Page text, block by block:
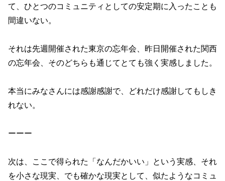
て、ひとつのコミュニティとしての安定期に入ったことも
間違いない。
それは先週開催された東京の忘年会、昨日開催された関西
の忘年会、そのどちらも通じてとても強く実感しました。
本当にみなさんには感謝感謝で、どれだけ感謝してもしき
れない。
ーーー
次は、ここで得られた「なんだかいい」という実感、それ
を小さな現実、でも確かな現実として、似たようなコミュ